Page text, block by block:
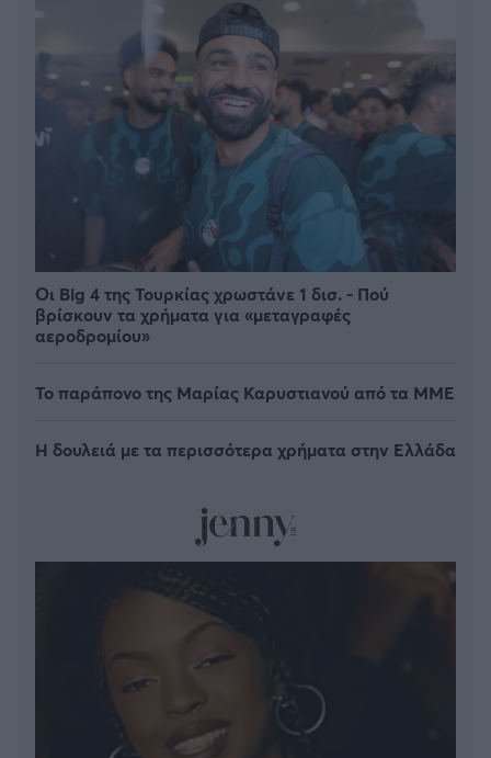
Οι Big 4 της Τουρκίας χρωστάνε 1 δισ. - Πού
βρίσκουν τα χρήματα για «μεταγραφές
αεροδρομίου»
Το παράπονο της Μαρίας Καρυστιανού από τα ΜΜΕ
Η δουλειά με τα περισσότερα χρήματα στην Ελλάδα